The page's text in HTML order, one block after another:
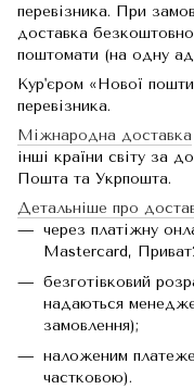
перевізника. При
доставка
поштомати (на одну
Кур'єром «Нової
перевізника.
Міжнародна доставка
інші країни світу за
Пошта та Укрпошта.
Детальніше про
через платіжну
Mastercard,
безготівковий
надаються
замовлення);
наложеним
частковою).